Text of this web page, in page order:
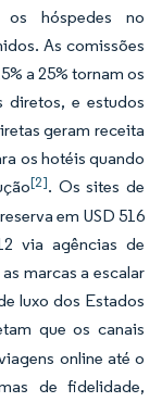
os hóspedes no
As comissões
a 25% tornam os
diretos, e estudos
geram receita
os hotéis quando
[2]. Os sites de
em USD 516
via agências de
marcas a escalar
luxo dos Estados
que os canais
online até o
de fidelidade,